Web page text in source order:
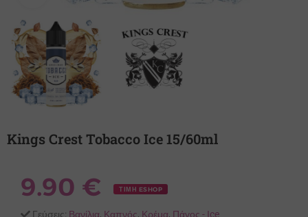
Kings Crest Tobacco Ice 15/60ml
9.90 € ΤΙΜΗ ESHOP
Γεύσεις: Βανίλια, Καπνός, Κρέμα, Πάγος - Ιce